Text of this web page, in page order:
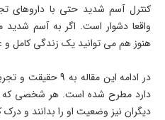
کنترل آسم شدید حتی با داروهای
واقعا دشوار است. اگر به آسم شدید
هنوز هم می توانید یک زندگی کامل
در ادامه این
دارد مطرح شده است. هر شخصی که به
دیگران نیز وضعیت او را بدانند و درک